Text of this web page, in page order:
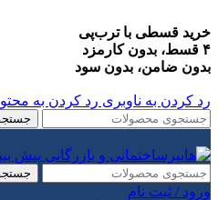
خرید قسطی با ترب‌پی
۴ قسط، بدون کارمزد
بدون ضامن، بدون سود
رد کردن به ناوبری رد کردن به
ورود / ثبت نام